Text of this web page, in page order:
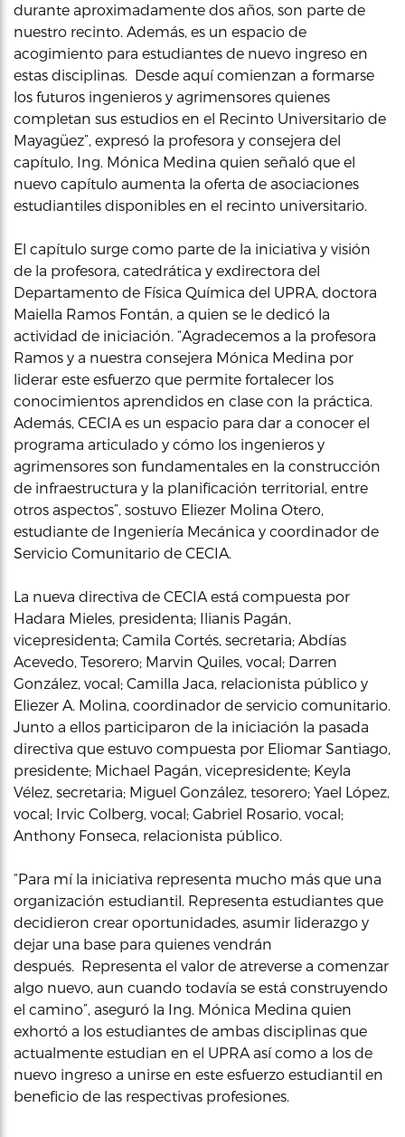
durante aproximadamente dos años, son parte de
nuestro recinto. Además, es un espacio de
acogimiento para estudiantes de nuevo ingreso en
estas disciplinas. Desde aquí comienzan a formarse
los futuros ingenieros y agrimensores quienes
completan sus estudios en el Recinto Universitario de
Mayagüez”, expresó la profesora y consejera del
capítulo, Ing. Mónica Medina quien señaló que el
nuevo capítulo aumenta la oferta de asociaciones
estudiantiles disponibles en el recinto universitario.
El capítulo surge como parte de la iniciativa y visión
de la profesora, catedrática y exdirectora del
Departamento de Física Química del UPRA, doctora
Maiella Ramos Fontán, a quien se le dedicó la
actividad de iniciación. “Agradecemos a la profesora
Ramos y a nuestra consejera Mónica Medina por
liderar este esfuerzo que permite fortalecer los
conocimientos aprendidos en clase con la práctica.
Además, CECIA es un espacio para dar a conocer el
programa articulado y cómo los ingenieros y
agrimensores son fundamentales en la construcción
de infraestructura y la planificación territorial, entre
otros aspectos”, sostuvo Eliezer Molina Otero,
estudiante de Ingeniería Mecánica y coordinador de
Servicio Comunitario de CECIA.
La nueva directiva de CECIA está compuesta por
Hadara Mieles, presidenta; Ilianis Pagán,
vicepresidenta; Camila Cortés, secretaria; Abdías
Acevedo, Tesorero; Marvin Quiles, vocal; Darren
González, vocal; Camilla Jaca, relacionista público y
Eliezer A. Molina, coordinador de servicio comunitario.
Junto a ellos participaron de la iniciación la pasada
directiva que estuvo compuesta por Eliomar Santiago,
presidente; Michael Pagán, vicepresidente; Keyla
Vélez, secretaria; Miguel González, tesorero; Yael López,
vocal; Irvic Colberg, vocal; Gabriel Rosario, vocal;
Anthony Fonseca, relacionista público.
“Para mí la iniciativa representa mucho más que una
organización estudiantil. Representa estudiantes que
decidieron crear oportunidades, asumir liderazgo y
dejar una base para quienes vendrán
después. Representa el valor de atreverse a comenzar
algo nuevo, aun cuando todavía se está construyendo
el camino”, aseguró la Ing. Mónica Medina quien
exhortó a los estudiantes de ambas disciplinas que
actualmente estudian en el UPRA así como a los de
nuevo ingreso a unirse en este esfuerzo estudiantil en
beneficio de las respectivas profesiones.